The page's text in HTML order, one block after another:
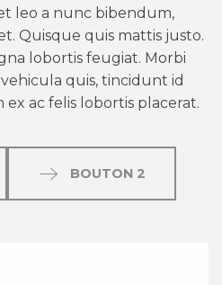
leo a nunc bibendum,
Quisque quis mattis justo.
lobortis feugiat. Morbi
quis, tincidunt id
ac felis lobortis placerat.
BOUTON 2